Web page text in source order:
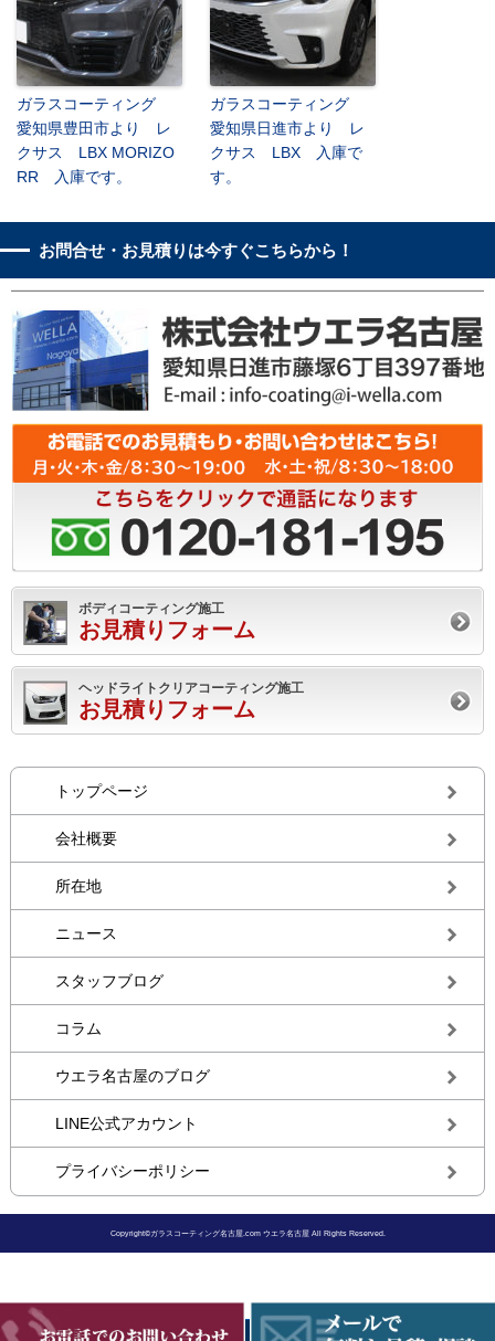
ガラスコーティング
愛知県豊田市より レ
クサス LBX MORIZO
RR 入庫です。
ガラスコーティング
愛知県日進市より レ
クサス LBX 入庫で
す。
お問合せ・お見積りは今すぐこちらから！
ボディコーティング施工
お見積りフォーム
ヘッドライトクリアコーティング施工
お見積りフォーム
トップページ
会社概要
所在地
ニュース
スタッフブログ
コラム
ウエラ名古屋のブログ
LINE公式アカウント
プライバシーポリシー
Copyright©ガラスコーティング名古屋.com ウエラ名古屋 All Rights Reserved.
モバイル PC